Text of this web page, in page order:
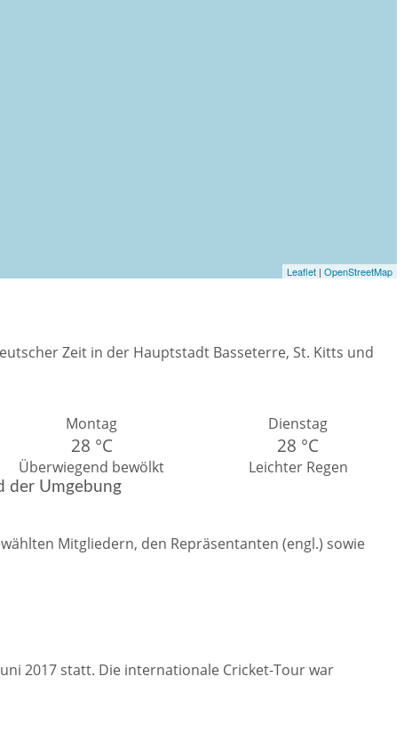
Leaflet | OpenStreetMap
Zeit in der Hauptstadt Basseterre, St. Kitts und
Montag
28 °C
Überwiegend bewölkt
Dienstag
28 °C
Leichter Regen
der Umgebung
Mitgliedern, den Repräsentanten (engl.) sowie
2017 statt. Die internationale Cricket-Tour war